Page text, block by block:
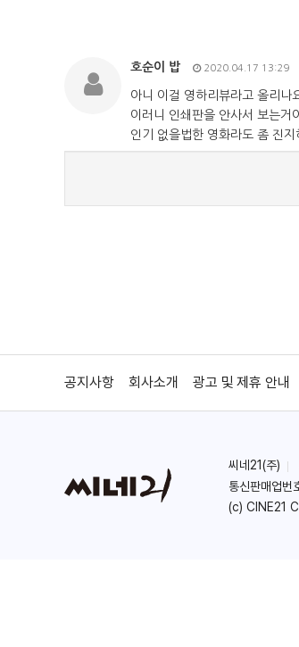
공지사항 회사소개 광고 및 제휴 안내
씨네21(주)
통신판매업
(c) CINE21